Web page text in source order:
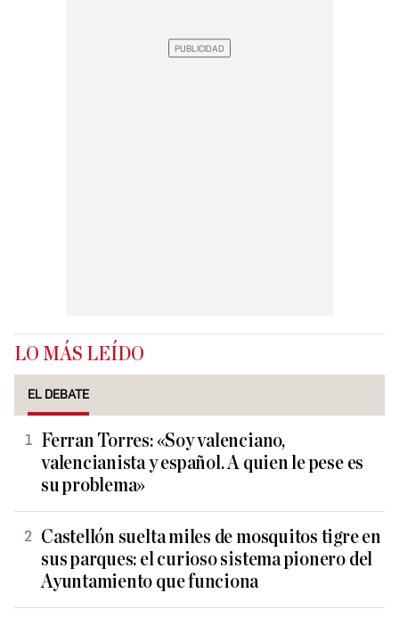
LO MÁS LEÍDO
EL DEBATE
Ferran Torres: «Soy valenciano,
valencianista y español. A quien le pese es
su problema»
Castellón suelta miles de mosquitos tigre en
sus parques: el curioso sistema pionero del
Ayuntamiento que funciona